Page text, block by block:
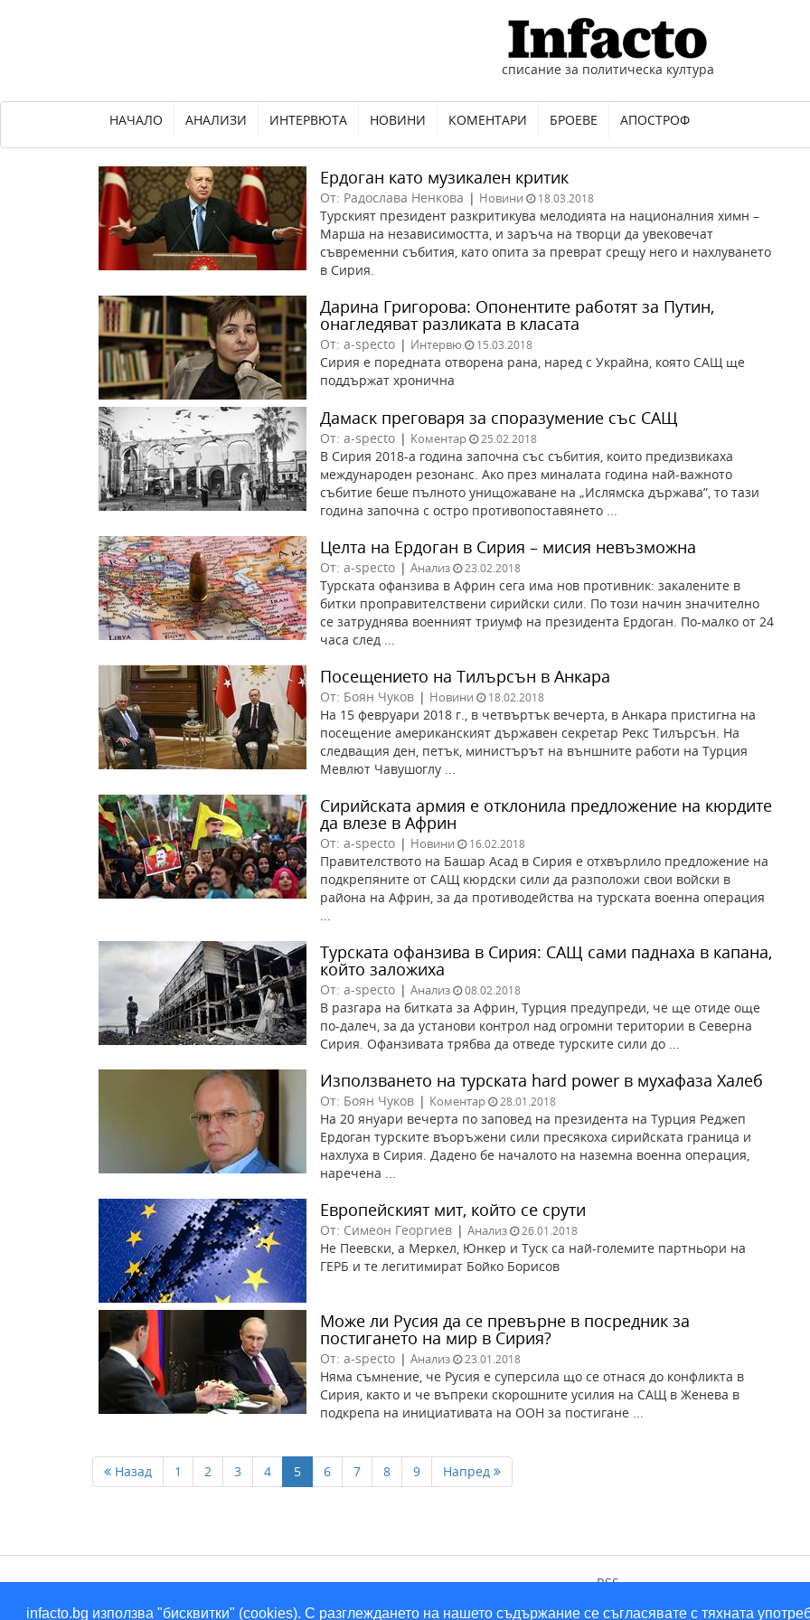
infacto.bg използва "бисквитки" (cookies). С разглеждането на нашето съдържание се съгласявате с тяхната
списание за политическа култура
НАЧАЛО АНАЛИЗИ ИНТЕРВЮТА НОВИНИ КОМЕНТАРИ БРОЕВЕ АПОСТРОФ
Ердоган като музикален критик
От: Радослава Ненкова | Новини 18.03.2018
Турският президент разкритикува мелодията на националния химн –
Марша на независимостта, и заръча на творци да увековечат
съвременни събития, като опита за преврат срещу него и нахлуването
в Сирия.
Дарина Григорова: Опонентите работят за Путин,
онагледяват разликата в класата
От: a-specto | Интервю 15.03.2018
Сирия е поредната отворена рана, наред с Украйна, която САЩ ще
поддържат хронична
Дамаск преговаря за споразумение със САЩ
От: a-specto | Коментар 25.02.2018
В Сирия 2018-а година започна със събития, които предизвикаха
международен резонанс. Ако през миналата година най-важното
събитие беше пълното унищожаване на „Ислямска държава”, то тази
година започна с остро противопоставянето ...
Целта на Ердоган в Сирия – мисия невъзможна
От: a-specto | Анализ 23.02.2018
Турската офанзива в Африн сега има нов противник: закалените в
битки проправителствени сирийски сили. По този начин значително
се затруднява военният триумф на президента Ердоган. По-малко от 24
часа след ...
Посещението на Тилърсън в Анкара
От: Боян Чуков | Новини 18.02.2018
На 15 февруари 2018 г., в четвъртък вечерта, в Анкара пристигна на
посещение американският държавен секретар Рекс Тилърсън. На
следващия ден, петък, министърът на външните работи на Турция
Мевлют Чавушоглу ...
Сирийската армия е отклонила предложение на кюрдите
да влезе в Африн
От: a-specto | Новини 16.02.2018
Правителството на Башар Асад в Сирия е отхвърлило предложение на
подкрепяните от САЩ кюрдски сили да разположи свои войски в
района на Африн, за да противодейства на турската военна операция
...
Турската офанзива в Сирия: САЩ сами паднаха в капана,
който заложиха
От: a-specto | Анализ 08.02.2018
В разгара на битката за Африн, Турция предупреди, че ще отиде още
по-далеч, за да установи контрол над огромни територии в Северна
Сирия. Офанзивата трябва да отведе турските сили до ...
Използването на турската hard power в мухафаза Халеб
От: Боян Чуков | Коментар 28.01.2018
На 20 януари вечерта по заповед на президента на Турция Реджеп
Ердоган турските въоръжени сили пресякоха сирийската граница и
нахлуха в Сирия. Дадено бе началото на наземна военна операция,
наречена ...
Европейският мит, който се срути
От: Симеон Георгиев | Анализ 26.01.2018
Не Пеевски, а Меркел, Юнкер и Туск са най-големите партньори на
ГЕРБ и те легитимират Бойко Борисов
Може ли Русия да се превърне в посредник за
постигането на мир в Сирия?
От: a-specto | Анализ 23.01.2018
Няма съмнение, че Русия е суперсила що се отнася до конфликта в
Сирия, както и че въпреки скорошните усилия на САЩ в Женева в
подкрепа на инициативата на ООН за постигане ...
Назад 1 2 3 4 5 6 7 8 9 Напред
RSS